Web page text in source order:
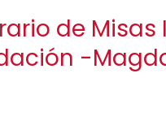
de Misas
-